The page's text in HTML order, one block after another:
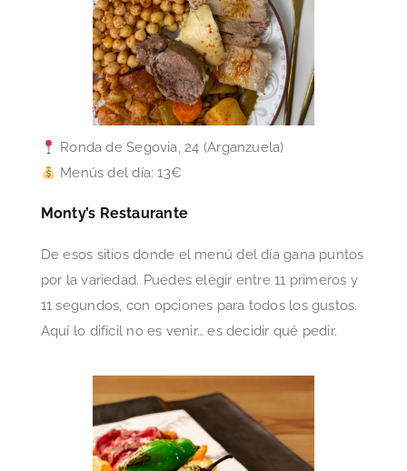
Ronda de Segovia, 24 (Arganzuela)
Menús del día: 13€
Monty’s Restaurante
De esos sitios donde el menú del día gana puntos
por la variedad. Puedes elegir entre 11 primeros y
11 segundos, con opciones para todos los gustos.
Aquí lo difícil no es venir… es decidir qué pedir.